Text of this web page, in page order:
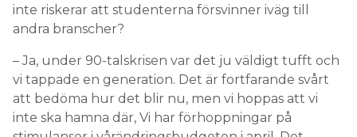
inte riskerar att studenterna försvinner iväg till
andra branscher?
– Ja, under 90-talskrisen var det ju väldigt tufft och
vi tappade en generation. Det är fortfarande svårt
att bedöma hur det blir nu, men vi hoppas att vi
inte ska hamna där, Vi har förhoppningar på